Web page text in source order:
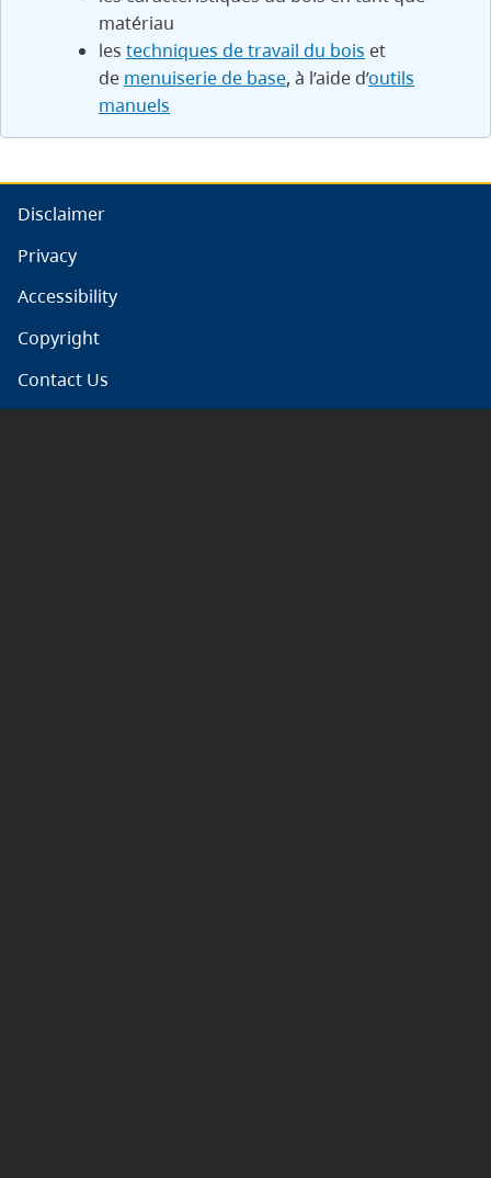
matériau
les techniques de travail du bois et
de menuiserie de base, à l’aide d’outils
manuels
Disclaimer
Privacy
Accessibility
Copyright
Contact Us